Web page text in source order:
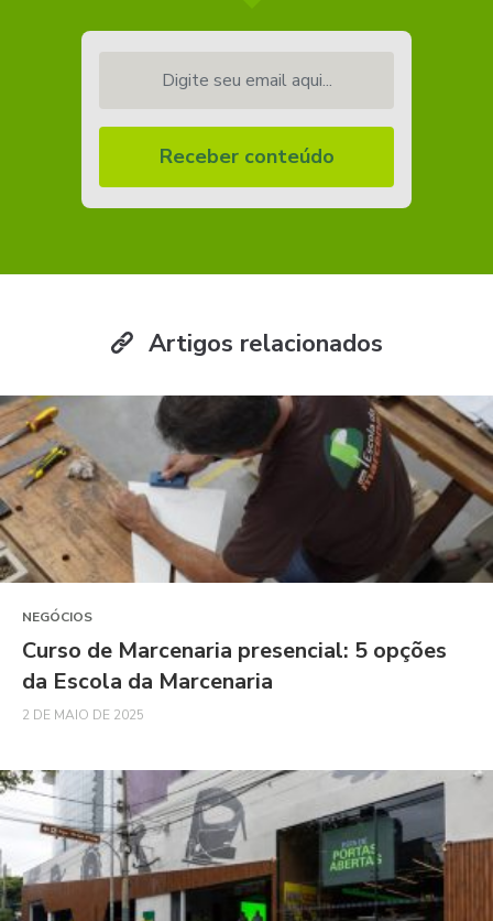
Receber conteúdo
Artigos relacionados
NEGÓCIOS
Curso de Marcenaria presencial: 5 opções
da Escola da Marcenaria
2 DE MAIO DE 2025